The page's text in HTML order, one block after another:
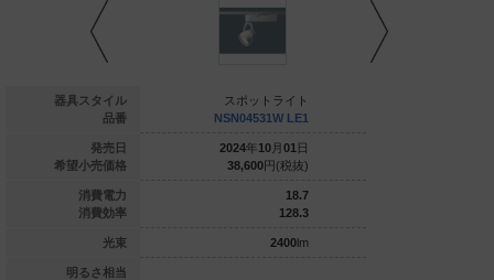
器具スタイル
品番
発売日
希望小売価格
消費電力
消費効率
光束
明るさ相当
ポットライト
円(税抜)
6.9
121.7
電球50形1灯
スポットライト
NSN04531W LE1
2024年10 月 01 日
38,600円(税抜)
18.7
128.3
2400lm